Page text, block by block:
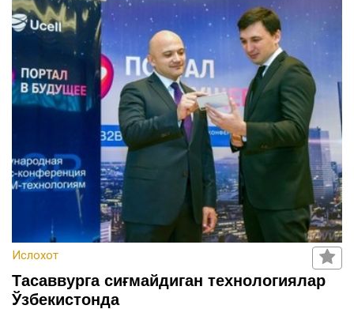
Ислохот
Тасаввурга сиғмайдиган технологиялар
Ўзбекистонда